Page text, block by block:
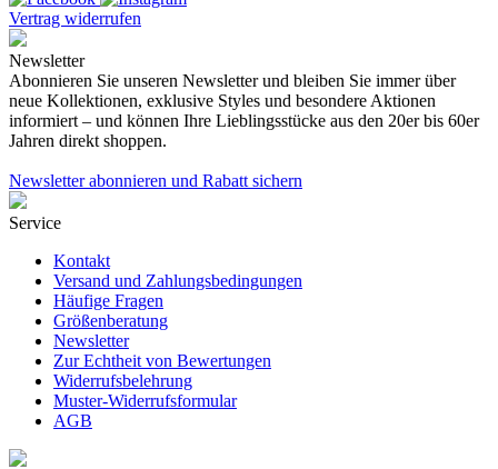
Vertrag widerrufen
Newsletter
Abonnieren Sie unseren Newsletter und bleiben Sie immer über
neue Kollektionen, exklusive Styles und besondere Aktionen
informiert – und können Ihre Lieblingsstücke aus den 20er bis 60er
Jahren direkt shoppen.
Newsletter abonnieren und Rabatt sichern
Service
Kontakt
Versand und Zahlungsbedingungen
Häufige Fragen
Größenberatung
Newsletter
Zur Echtheit von Bewertungen
Widerrufsbelehrung
Muster-Widerrufsformular
AGB